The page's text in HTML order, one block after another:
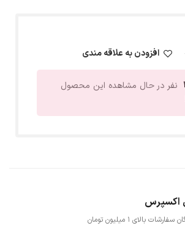
افزودن به علاقه مندی
نفر در حال مشاهده این محصول
اکسپرس
بالای 1 میلیون تومان